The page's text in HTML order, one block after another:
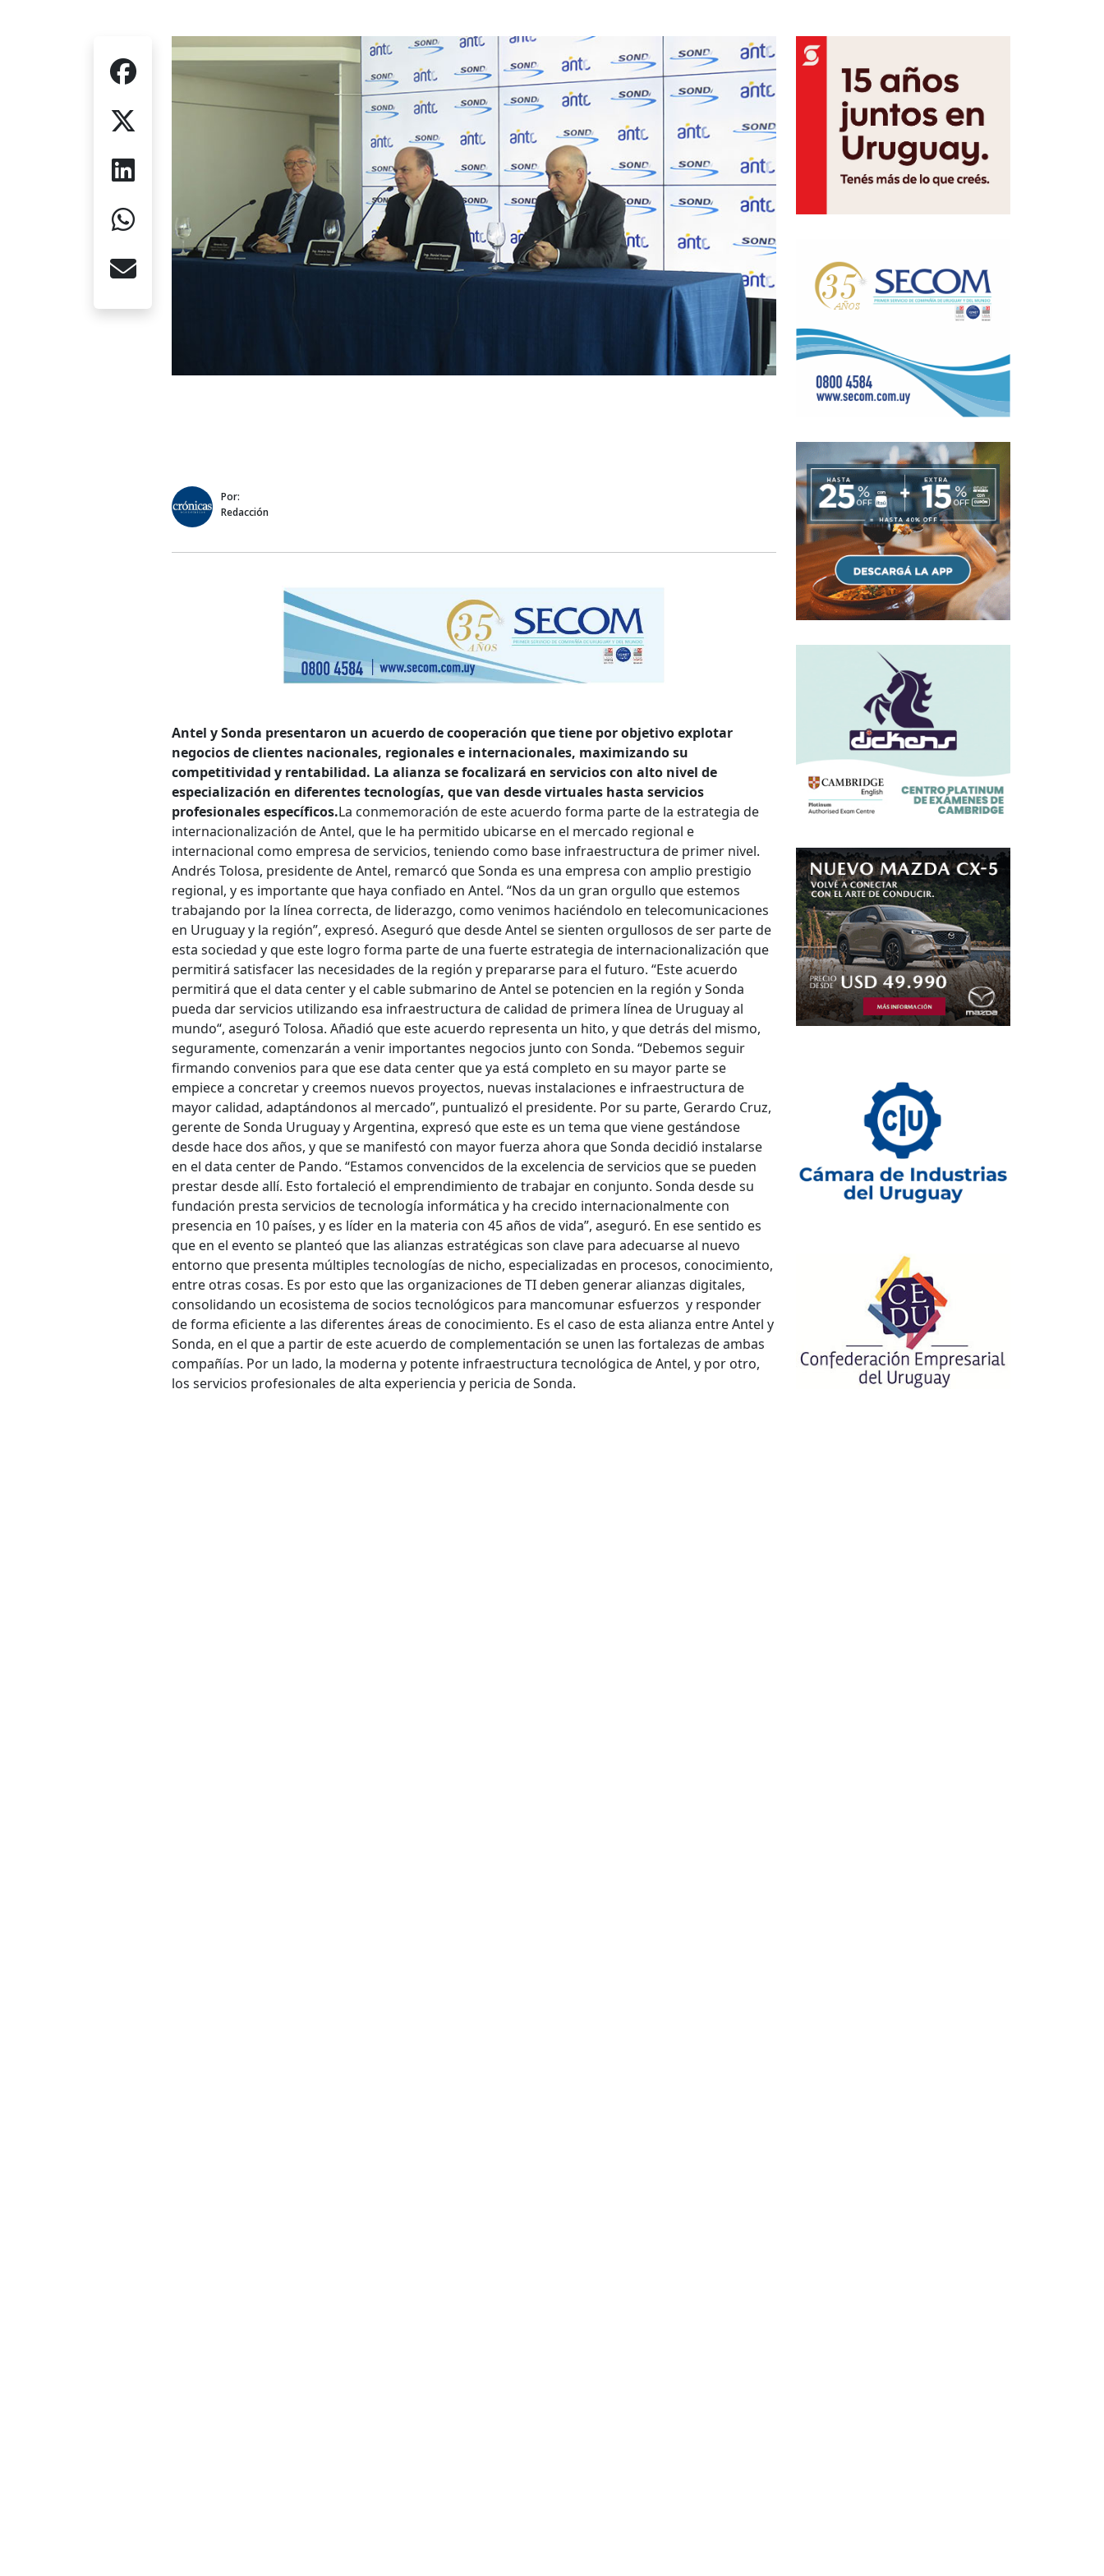
Por:
Redacción
Antel y Sonda presentaron un acuerdo de cooperación que tiene por objetivo explotar
negocios de clientes nacionales, regionales e internacionales, maximizando su
competitividad y rentabilidad. La alianza se focalizará en servicios con alto nivel de
especialización en diferentes tecnologías, que van desde virtuales hasta servicios
profesionales específicos.La conmemoración de este acuerdo forma parte de la estrategia de
internacionalización de Antel, que le ha permitido ubicarse en el mercado regional e
internacional como empresa de servicios, teniendo como base infraestructura de primer nivel.
Andrés Tolosa, presidente de Antel, remarcó que Sonda es una empresa con amplio prestigio
regional, y es importante que haya confiado en Antel. “Nos da un gran orgullo que estemos
trabajando por la línea correcta, de liderazgo, como venimos haciéndolo en telecomunicaciones
en Uruguay y la región”, expresó. Aseguró que desde Antel se sienten orgullosos de ser parte de
esta sociedad y que este logro forma parte de una fuerte estrategia de internacionalización que
permitirá satisfacer las necesidades de la región y prepararse para el futuro. “Este acuerdo
permitirá que el data center y el cable submarino de Antel se potencien en la región y Sonda
pueda dar servicios utilizando esa infraestructura de calidad de primera línea de Uruguay al
mundo“, aseguró Tolosa. Añadió que este acuerdo representa un hito, y que detrás del mismo,
seguramente, comenzarán a venir importantes negocios junto con Sonda. “Debemos seguir
firmando convenios para que ese data center que ya está completo en su mayor parte se
empiece a concretar y creemos nuevos proyectos, nuevas instalaciones e infraestructura de
mayor calidad, adaptándonos al mercado”, puntualizó el presidente. Por su parte, Gerardo Cruz,
gerente de Sonda Uruguay y Argentina, expresó que este es un tema que viene gestándose
desde hace dos años, y que se manifestó con mayor fuerza ahora que Sonda decidió instalarse
en el data center de Pando. “Estamos convencidos de la excelencia de servicios que se pueden
prestar desde allí. Esto fortaleció el emprendimiento de trabajar en conjunto. Sonda desde su
fundación presta servicios de tecnología informática y ha crecido internacionalmente con
presencia en 10 países, y es líder en la materia con 45 años de vida”, aseguró. En ese sentido es
que en el evento se planteó que las alianzas estratégicas son clave para adecuarse al nuevo
entorno que presenta múltiples tecnologías de nicho, especializadas en procesos, conocimiento,
entre otras cosas. Es por esto que las organizaciones de TI deben generar alianzas digitales,
consolidando un ecosistema de socios tecnológicos para mancomunar esfuerzos y responder
de forma eficiente a las diferentes áreas de conocimiento. Es el caso de esta alianza entre Antel y
Sonda, en el que a partir de este acuerdo de complementación se unen las fortalezas de ambas
compañías. Por un lado, la moderna y potente infraestructura tecnológica de Antel, y por otro,
los servicios profesionales de alta experiencia y pericia de Sonda.